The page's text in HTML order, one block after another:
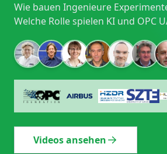
Wie bauen Ingenieure
Welche Rolle spielen KI und OPC
Videos ansehen